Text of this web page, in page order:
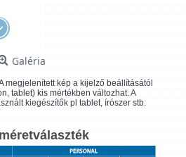
Galéria
megjelenített kép a kijelző beállításától
tablet) kis mértékben változhat. A
kiegészítők pl tablet, írószer stb.